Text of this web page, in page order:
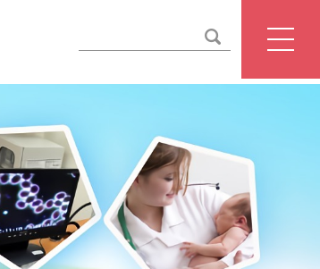
學校首頁
教務處
學術服務組